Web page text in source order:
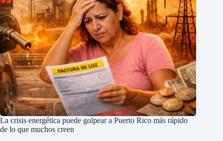
La crisis energética puede golpear a Puerto Rico más rápido
de lo que muchos creen